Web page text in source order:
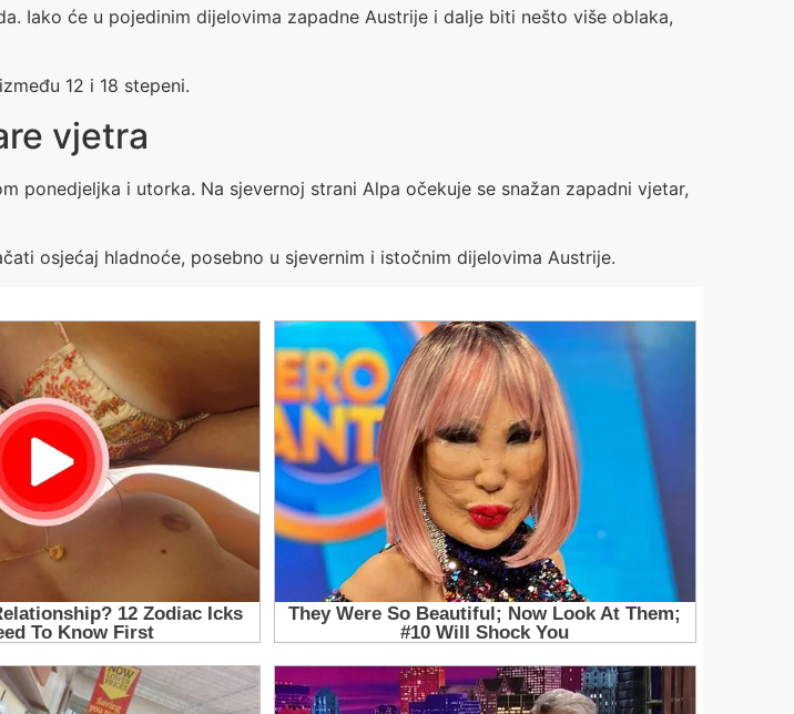
Iako će u pojedinim dijelovima zapadne Austrije i dalje biti nešto više oblaka,
12 i 18 stepeni.
vjetra
ponedjeljka i utorka. Na sjevernoj strani Alpa očekuje se snažan zapadni vjetar,
osjećaj hladnoće, posebno u sjevernim i istočnim dijelovima Austrije.